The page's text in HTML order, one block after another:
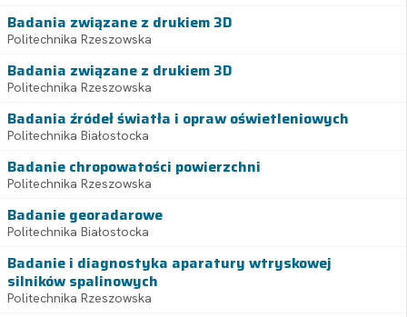
Badania związane z drukiem 3D
Politechnika Rzeszowska
Badania związane z drukiem 3D
Politechnika Rzeszowska
Badania źródeł światła i opraw oświetleniowych
Politechnika Białostocka
Badanie chropowatości powierzchni
Politechnika Rzeszowska
Badanie georadarowe
Politechnika Białostocka
Badanie i diagnostyka aparatury wtryskowej
silników spalinowych
Politechnika Rzeszowska